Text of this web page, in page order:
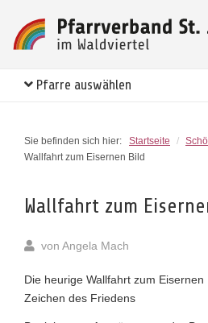
Pfarre auswählen
Sie befinden sich hier: Startseite /
Wallfahrt zum Eisernen Bild
Wallfahrt zum
von Angela Mach
Die heurige Wallfahrt zum
Zeichen des Friedens